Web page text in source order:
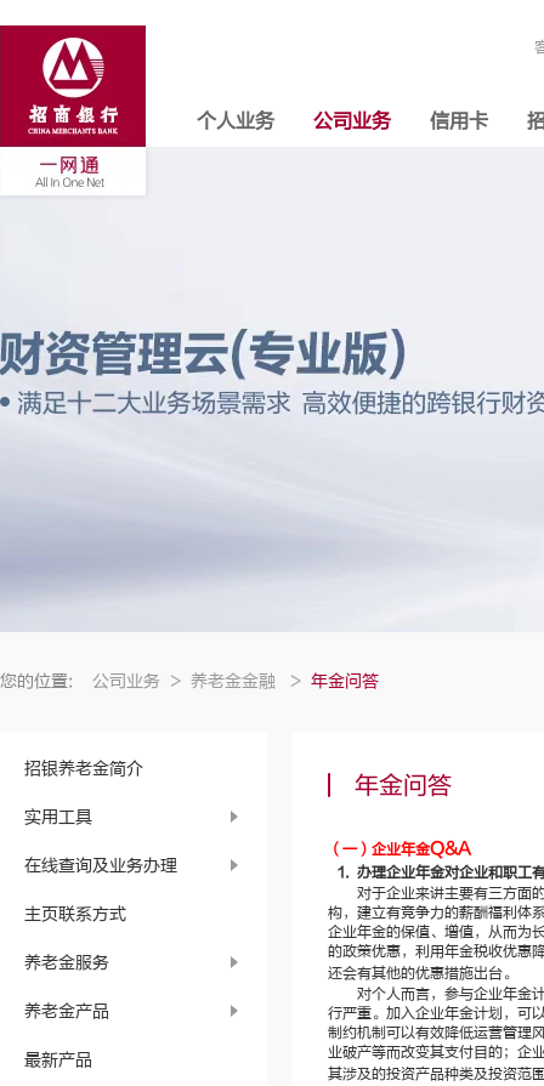
个人业务 公司业务 信用卡
您的位置: 公司业务 > 养老金金融 > 年金问答
招银养老金简介
实用工具
在线查询及业务办理
主页联系方式
养老金服务
养老金产品
最新产品
年金问答
（一）企业年金Q&A
1. 办理企业年金对企业和职工
对于企业来讲主要有三方面
构，建立有竞争力的薪酬福利体
企业年金的保值、增值，从而为
的政策优惠，利用年金税收优惠
还会有其他的优惠措施出台。
对个人而言，参与企业年金
行严重。加入企业年金计划，可
制约机制可以有效降低运营管理
业破产等而改变其支付目的；企
其涉及的投资产品种类及投资范